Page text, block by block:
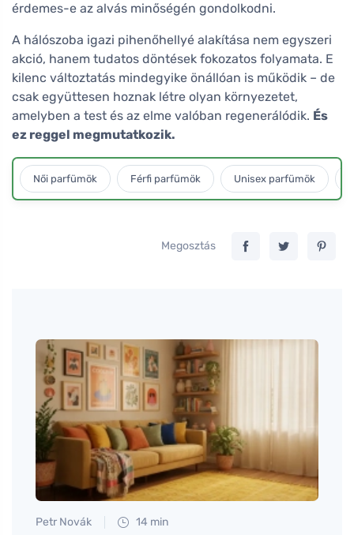
érdemes-e az alvás minőségén gondolkodni.
A hálószoba igazi pihenőhellyé alakítása nem egyszeri
akció, hanem tudatos döntések fokozatos folyamata. E
kilenc változtatás mindegyike önállóan is működik – de
csak együttesen hoznak létre olyan környezetet,
amelyben a test és az elme valóban regenerálódik. És
ez reggel megmutatkozik.
Női parfümök Férfi parfümök Unisex parfümök
Megosztás
Petr Novák 14 min